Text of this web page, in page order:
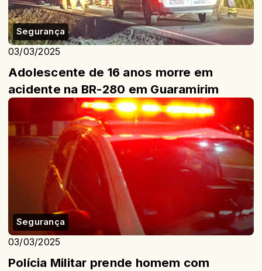
Segurança
03/03/2025
Adolescente de 16 anos morre em
acidente na BR-280 em Guaramirim
Segurança
03/03/2025
Polícia Militar prende homem com